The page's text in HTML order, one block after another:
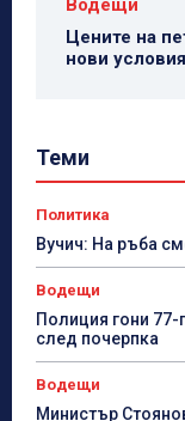
Водещи
Цените на
нови условия
Теми
Политика
Вучич: На ръба
Водещи
Полиция гони
след почерпка
Водещи
Министър